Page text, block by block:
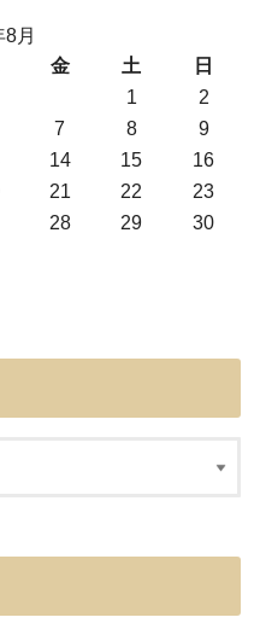
月
金 土
日
1
2
7 8
9
14 15
16
21 22
23
28 29
30